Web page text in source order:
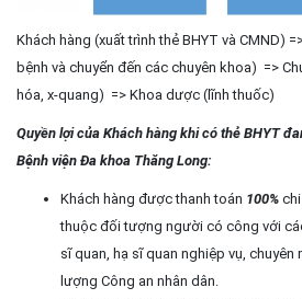
Khách hàng (xuất trình thẻ BHYT và CMND)
bệnh và chuyển đến các chuyên khoa) =>
hóa, x-quang) => Khoa dược (lĩnh thuốc)
Quyền lợi của Khách hàng khi có thẻ BHYT
Bệnh viện Đa khoa Thăng Long:
Khách hàng được thanh toán 100%
thuộc đối tượng người có công với
sĩ quan, hạ sĩ quan nghiệp vụ,
lượng Công an nhân dân.